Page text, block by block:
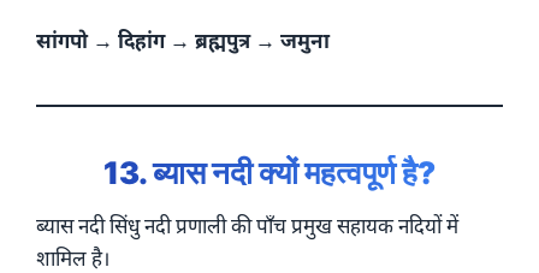
सांगपो → दिहांग → ब्रह्मपुत्र → जमुना
13. ब्यास नदी क्यों महत्वपूर्ण है?
ब्यास नदी सिंधु नदी प्रणाली की पाँच प्रमुख सहायक नदियों में
शामिल है।